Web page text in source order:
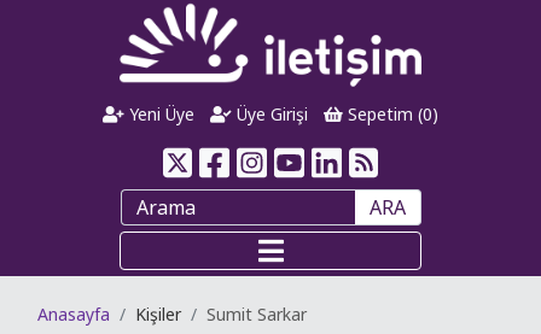
Yeni Üye Üye Girişi Sepetim (0)
ARA
Anasayfa Kişiler Sumit Sarkar